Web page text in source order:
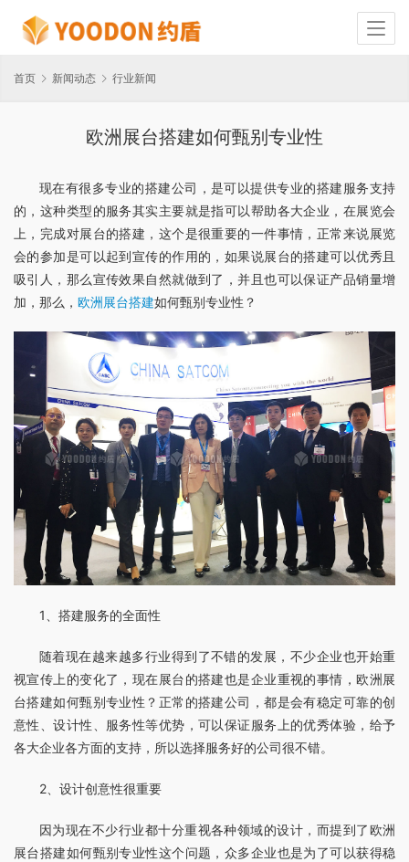
首页 新闻动态 行业新闻
欧洲展台搭建如何甄别专业性
现在有很多专业的搭建公司，是可以提供专业的搭建服务支持
的，这种类型的服务其实主要就是指可以帮助各大企业，在展览会
上，完成对展台的搭建，这个是很重要的一件事情，正常来说展览
会的参加是可以起到宣传的作用的，如果说展台的搭建可以优秀且
吸引人，那么宣传效果自然就做到了，并且也可以保证产品销量增
加，那么， 欧洲展台搭建如何甄别专业性？
1、搭建服务的全面性
随着现在越来越多行业得到了不错的发展，不少企业也开始重
视宣传上的变化了，现在展台的搭建也是企业重视的事情，欧洲展
台搭建如何甄别专业性？正常的搭建公司，都是会有稳定可靠的创
意性、设计性、服务性等优势，可以保证服务上的优秀体验，给予
各大企业各方面的支持，所以选择服务好的公司很不错。
2、设计创意性很重要
因为现在不少行业都十分重视各种领域的设计，而提到了欧洲
展台搭建如何甄别专业性这个问题，众多企业也是为了可以获得稳